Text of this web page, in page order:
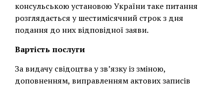
консульською установою України таке питання
розглядається у шестимісячний строк з дня
подання до них відповідної заяви.
Вартість послуги
За видачу свідоцтва у зв’язку із зміною,
доповненням, виправленням актових записів